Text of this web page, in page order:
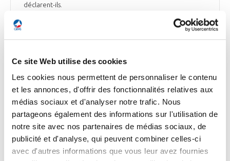
Ce site Web utilise des cookies
Les cookies nous permettent de personnaliser le contenu
et les annonces, d'offrir des fonctionnalités relatives aux
médias sociaux et d'analyser notre trafic. Nous
partageons également des informations sur l'utilisation de
notre site avec nos partenaires de médias sociaux, de
publicité et d'analyse, qui peuvent combiner celles-ci
avec d'autres informations que vous leur avez fournies
déclarent-ils.
DÉFENSE
Le secteur de la défense recrute fortement
L’emploi dans l’industrie de la défense a progressé de 15 %
entre 2022 et 2024. Dans l’aéronautique, un quart de
l’activité et un tiers du carnet de commandes sont consacrés
à la défense, selon Le Monde. « Depuis l’après-Covid, on
recrute beaucoup plus que nos départs, en CDI comme en